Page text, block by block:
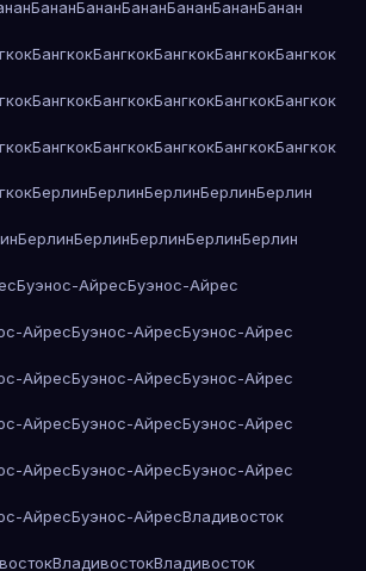
БананБананБананБананБананБанан
БангкокБангкокБангкокБангкокБангкок
БангкокБангкокБангкокБангкокБангкок
БангкокБангкокБангкокБангкокБангкок
БерлинБерлинБерлинБерлинБерлин
БерлинБерлинБерлинБерлинБерлин
Буэнос-АйресБуэнос-Айрес
АйресБуэнос-АйресБуэнос-Айрес
АйресБуэнос-АйресБуэнос-Айрес
АйресБуэнос-АйресБуэнос-Айрес
АйресБуэнос-АйресБуэнос-Айрес
АйресБуэнос-АйресВладивосток
ВладивостокВладивосток